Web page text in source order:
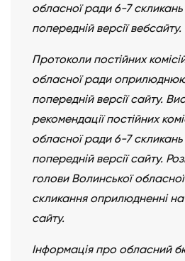
обласної ради 6-7
попередній версії вебсайту.
Протоколи постійних
обласної ради
попередній версії сайту.
рекомендації постійних
обласної ради 6-7
попередній версії сайту.
голови Волинської
скликання оприлюдненні на
сайту.
Інформація про обласний